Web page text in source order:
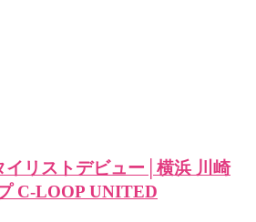
イリストデビュー│横浜 川崎
C-LOOP UNITED